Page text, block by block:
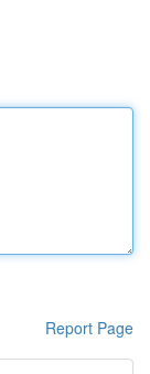
Report Page